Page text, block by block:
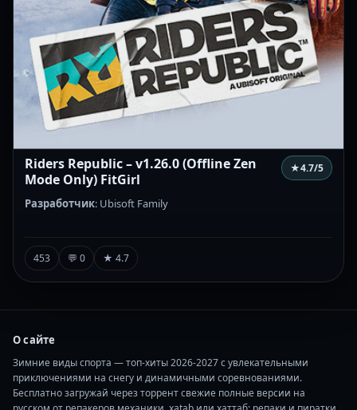
Riders Republic – v1.26.0 (Offline Zen
Mode Only) FitGirl
★4.7/5
Разработчик: Ubisoft Family
453 💬 0 ★ 4.7
О сайте
Зимние виды спорта — топ-хиты 2026-2027 с увлекательными
приключениями на снегу и динамичными соревнованиями.
Бесплатно загружай через торрент свежие полные версии на